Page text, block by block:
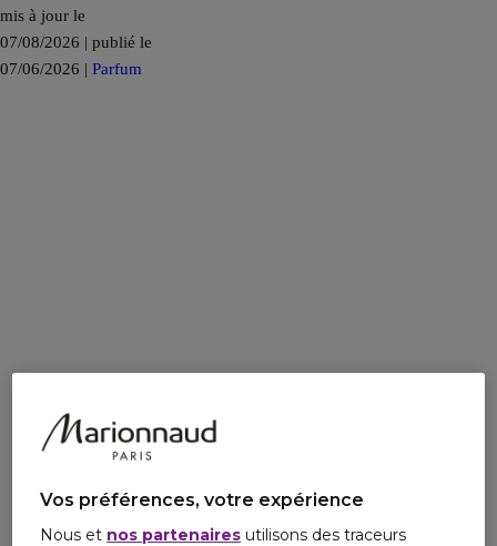
mis à jour le
07/08/2026 | publié le
07/06/2026 | Parfum
Vos préférences, votre expérience
Nous et nos partenaires utilisons des traceurs